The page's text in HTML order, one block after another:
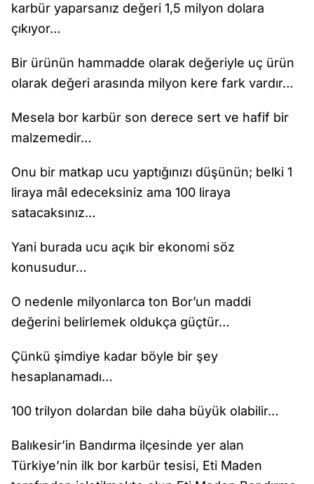
karbür yaparsanız değeri 1,5 milyon dolara
çıkıyor…
Bir ürünün hammadde olarak değeriyle uç ürün
olarak değeri arasında milyon kere fark vardır…
Mesela bor karbür son derece sert ve hafif bir
malzemedir…
Onu bir matkap ucu yaptığınızı düşünün; belki 1
liraya mâl edeceksiniz ama 100 liraya
satacaksınız…
Yani burada ucu açık bir ekonomi söz
konusudur…
O nedenle milyonlarca ton Bor’un maddi
değerini belirlemek oldukça güçtür…
Çünkü şimdiye kadar böyle bir şey
hesaplanamadı…
100 trilyon dolardan bile daha büyük olabilir…
Balıkesir’in Bandırma ilçesinde yer alan
Türkiye’nin ilk bor karbür tesisi, Eti Maden